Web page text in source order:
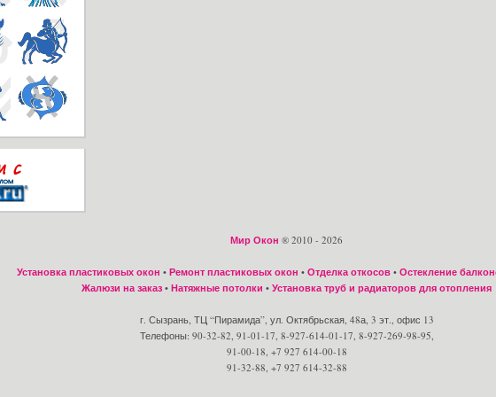
Мир Окон ® 2010 - 2026
Установка пластиковых окон • Ремонт пластиковых окон • Отделка откосов• Остекление
Жалюзи на заказ • Натяжные потолки • Установка труб и радиаторов для отопления
г. Сызрань, ТЦ “Пирамида”, ул. Октябрьская, 48а, 3 эт., офис 13
Телефоны: 90-32-82, 91-01-17, 8-927-614-01-17, 8-927-269-98-95,
91-00-18, +7 927 614-00-18
91-32-88, +7 927 614-32-88